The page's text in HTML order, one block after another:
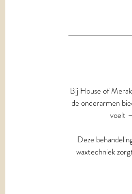
Bij House of
de onderarmen
voelt
Deze
waxtechniek